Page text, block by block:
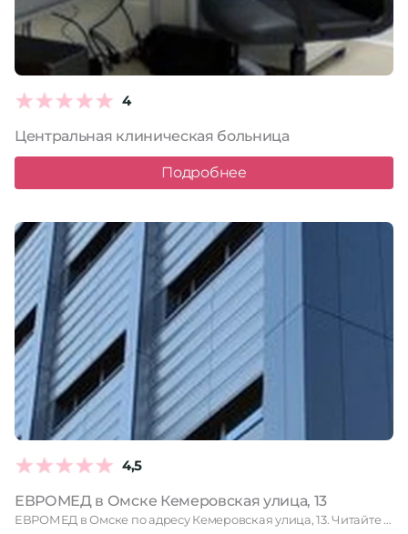
4
Центральная клиническая больница
Подробнее
4,5
ЕВРОМЕД в Омске Кемеровская улица, 13
ЕВРОМЕД в Омске по адресу Кемеровская улица, 13. Читайте отзывы, …